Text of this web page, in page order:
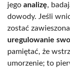
jego analizę,
dowody. Jeśli
zostać
uregulowanie
pamiętać, że
umorzenie; to